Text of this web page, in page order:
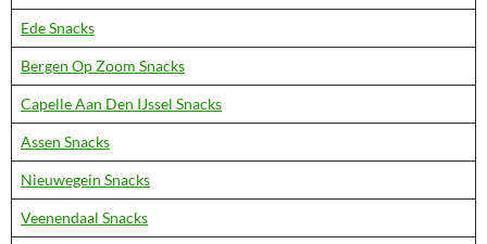
Ede Snacks
Bergen Op Zoom Snacks
Capelle Aan Den IJssel Snacks
Assen Snacks
Nieuwegein Snacks
Veenendaal Snacks